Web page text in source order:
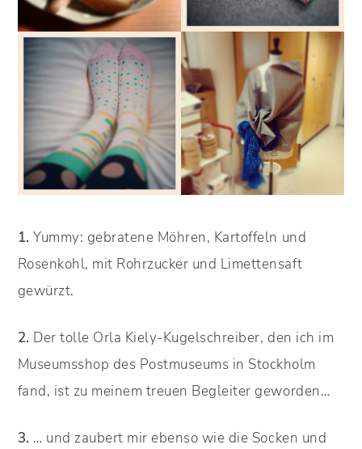
1. Yummy: gebratene Möhren, Kartoffeln und
Rosenkohl, mit Rohrzucker und Limettensaft
gewürzt.
2. Der tolle Orla Kiely-Kugelschreiber, den ich im
Museumsshop des Postmuseums in Stockholm
fand, ist zu meinem treuen Begleiter geworden…
3. … und zaubert mir ebenso wie die Socken und